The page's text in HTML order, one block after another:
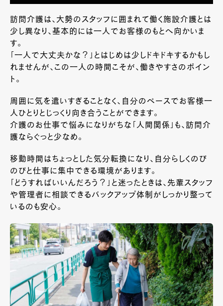
訪問介護は、大勢のスタッフに囲まれて働く施設介護とは
少し異なり、基本的には一人でお客様のもとへ向かいま
す。
「一人で大丈夫かな？」とはじめは少しドキドキするかもし
れませんが、この一人の時間こそが、働きやすさのポイン
ト。
周囲に気を遣いすぎることなく、自分のペースでお客様一
人ひとりとじっくり向き合うことができます。
介護のお仕事で悩みになりがちな「人間関係」も、訪問介
護ならぐっと少なめ。
移動時間はちょっとした気分転換になり、自分らしくのび
のびと仕事に集中できる環境があります。
「どうすればいいんだろう？」と迷ったときは、先輩スタッフ
や管理者に相談できるバックアップ体制がしっかり整って
いるのも安心。